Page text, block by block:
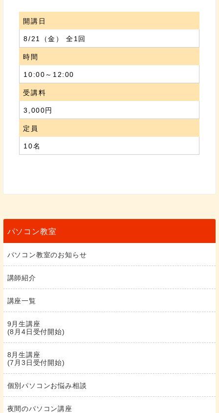
開講日
8/21（金） 全1回
時間
10:00～12:00
受講料
3,000円
定員
10名
パソコン教室
パソコン教室のお知らせ
講師紹介
講座一覧
9月生講座
(8月4日受付開始)
8月生講座
(7月3日受付開始)
個別パソコンお悩み相談
夜間のパソコン講座